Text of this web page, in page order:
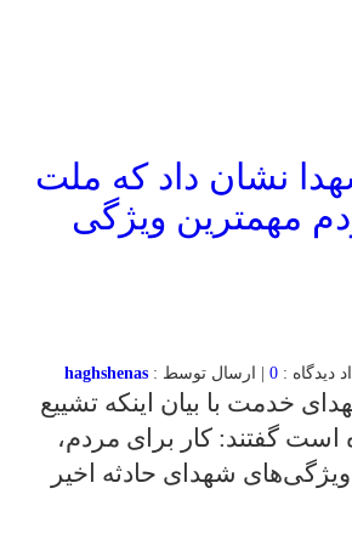
نشان داد که ملت
مهمترین ویژگی
0 | ارسال توسط : haghshenas
خدمت با بیان اینکه تشییع
است گفتند: کار برای مردم،
شهدای حادثه اخیر